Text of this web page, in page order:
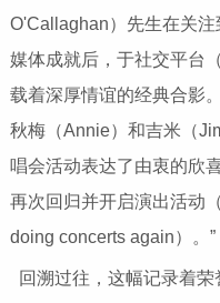
O'Callaghan）先生在关
媒体成就后，于社交平台
载着深厚情谊的经典合影
秋梅（Annie）和吉米（
唱会活动表达了由衷的欣
再次回归并开启演出活动
doing concerts again）。”
回溯过往，这幅记录着